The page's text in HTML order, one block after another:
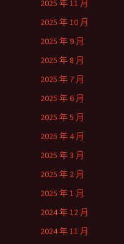
2025 年 11 月
2025 年 10 月
2025 年 9 月
2025 年 8 月
2025 年 7 月
2025 年 6 月
2025 年 5 月
2025 年 4 月
2025 年 3 月
2025 年 2 月
2025 年 1 月
2024 年 12 月
2024 年 11 月